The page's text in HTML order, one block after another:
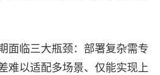
面临三大瓶颈：部署复杂需专
难以适配多场景、仅能实现上